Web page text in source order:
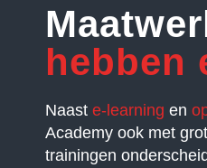
hebben
Naast e-learning en
Academy ook met
trainingen